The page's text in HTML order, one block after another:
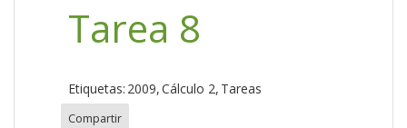
Tarea 8
Etiquetas: 2009 Cálculo 2 Tareas
Compartir